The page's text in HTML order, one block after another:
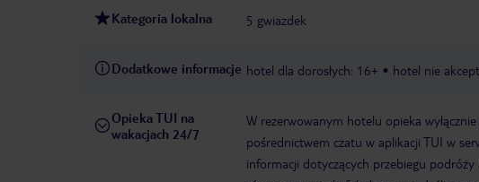
Kategoria lokalna 5 gwiazdek
Dodatkowe informacje hotel dla dorosłych: 16+ hotel nie
Opieka TUI na
wakacjach 24/7
W rezerwowanym hotelu opieka
pośrednictwem czatu w aplikacji TUI w
informacji dotyczących przebiegu